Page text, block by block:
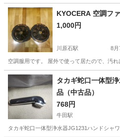
KYOCERA 空調フ
1,000円
川原石駅 8月
空調服用です。 屋外で使って居たので、汚
広島 呉市 川原石駅 季節、空
タカギ蛇口一体型
品（中古品）
768円
牛田駅
タカギ蛇口一体型浄水器JG1231ハンドシ